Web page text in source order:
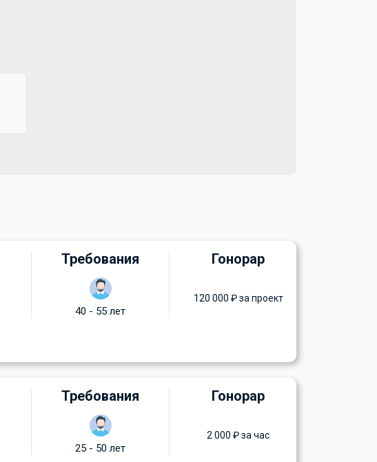
Требования
40 - 55 лет
Гонорар
120 000 ₽ за проект
Требования
25 - 50 лет
Гонорар
2 000 ₽ за час